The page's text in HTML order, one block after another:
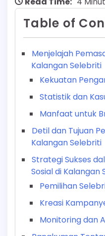
Table of
Menjelajah
Kalangan Selebriti
Kekuatan
Statistik dan
Manfaat untuk
Detil dan Tujuan
Kalangan Selebriti
Strategi Sukses
Sosial di Kalangan
Pemilihan
Kreasi
Monitoring dan